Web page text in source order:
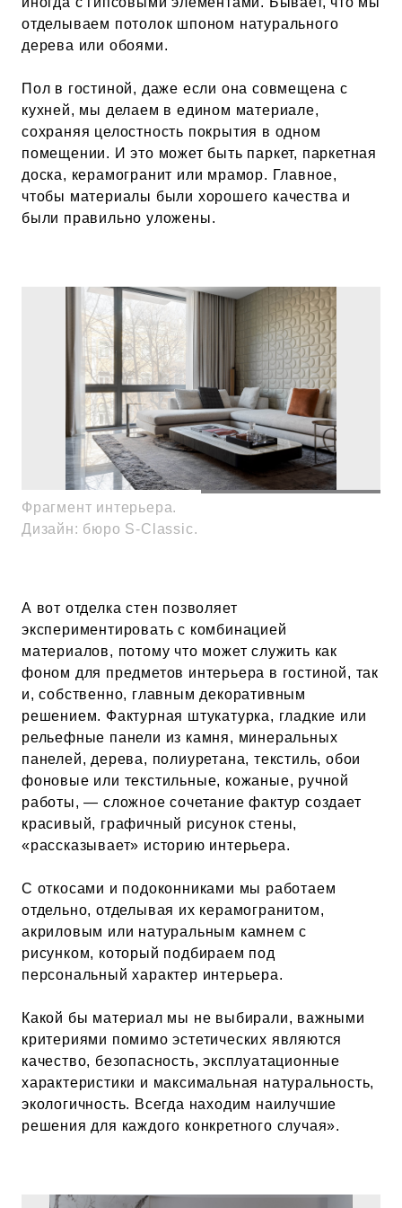
отделываем потолок шпоном натурального
дерева или обоями.
Пол в гостиной, даже если она совмещена с
кухней, мы делаем в едином материале,
сохраняя целостность покрытия в одном
помещении. И это может быть паркет, паркетная
доска, керамогранит или мрамор. Главное,
чтобы материалы были хорошего качества и
были правильно уложены.
Фрагмент интерьера.
Дизайн: бюро S-Classic.
А вот отделка стен позволяет
экспериментировать с комбинацией
материалов, потому что может служить как
фоном для предметов интерьера в гостиной, так
и, собственно, главным декоративным
решением. Фактурная штукатурка, гладкие или
рельефные панели из камня, минеральных
панелей, дерева, полиуретана, текстиль, обои
фоновые или текстильные, кожаные, ручной
работы, — сложное сочетание фактур создает
красивый, графичный рисунок стены,
«рассказывает» историю интерьера.
С откосами и подоконниками мы работаем
отдельно, отделывая их керамогранитом,
акриловым или натуральным камнем с
рисунком, который подбираем под
персональный характер интерьера.
Какой бы материал мы не выбирали, важными
критериями помимо эстетических являются
качество, безопасность, эксплуатационные
характеристики и максимальная натуральность,
экологичность. Всегда находим наилучшие
решения для каждого конкретного случая».